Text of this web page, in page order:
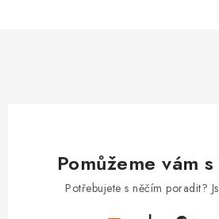
Pomůžeme vám
Potřebujete s něčím poradit?